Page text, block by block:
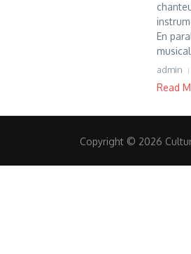
En
admin
Read